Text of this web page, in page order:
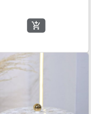
add_shopping_cart